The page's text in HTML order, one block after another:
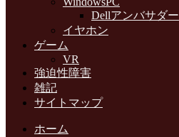
Dellアンバサダー
イヤホン
ゲーム
VR
強迫性障害
雑記
サイトマップ
ホーム